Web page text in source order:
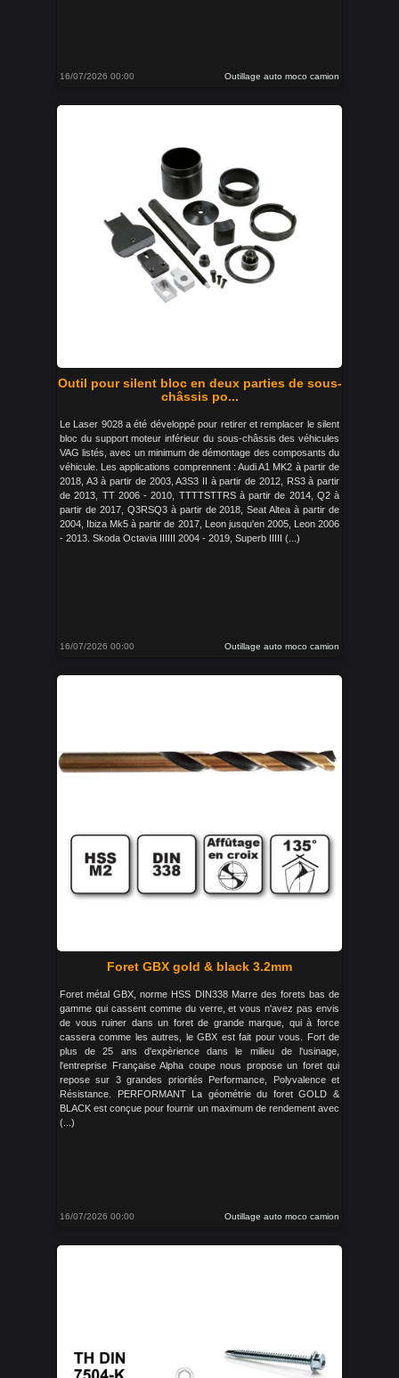
16/07/2026 00:00 Outillage auto moco camion
Outil pour silent bloc en deux parties de sous-
châssis po...
Le Laser 9028 a été développé pour retirer et remplacer le silent
bloc du support moteur inférieur du sous-châssis des véhicules
VAG listés, avec un minimum de démontage des composants du
véhicule. Les applications comprennent : Audi A1 MK2 à partir de
2018, A3 à partir de 2003, A3S3 II à partir de 2012, RS3 à partir
de 2013, TT 2006 - 2010, TTTTSTTRS à partir de 2014, Q2 à
partir de 2017, Q3RSQ3 à partir de 2018, Seat Altea à partir de
2004, Ibiza Mk5 à partir de 2017, Leon jusqu'en 2005, Leon 2006
- 2013. Skoda Octavia IIIIII 2004 - 2019, Superb IIIII (...)
16/07/2026 00:00 Outillage auto moco camion
Foret GBX gold & black 3.2mm
Foret métal GBX, norme HSS DIN338 Marre des forets bas de
gamme qui cassent comme du verre, et vous n'avez pas envis
de vous ruiner dans un foret de grande marque, qui à force
cassera comme les autres, le GBX est fait pour vous. Fort de
plus de 25 ans d'expèrience dans le milieu de l'usinage,
l'entreprise Française Alpha coupe nous propose un foret qui
repose sur 3 grandes priorités Performance, Polyvalence et
Résistance. PERFORMANT La géométrie du foret GOLD &
BLACK est conçue pour fournir un maximum de rendement avec
(...)
16/07/2026 00:00 Outillage auto moco camion